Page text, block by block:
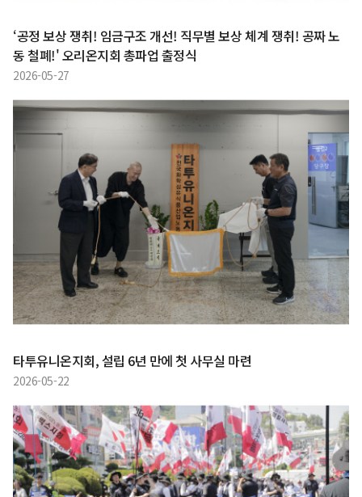
‘공정 보상 쟁취! 임금구조 개선! 직무별 보상 체계 쟁취! 공짜 노
동 철폐!' 오리온지회 총파업 출정식
2026-05-27
타투유니온지회, 설립 6년 만에 첫 사무실 마련
2026-05-22